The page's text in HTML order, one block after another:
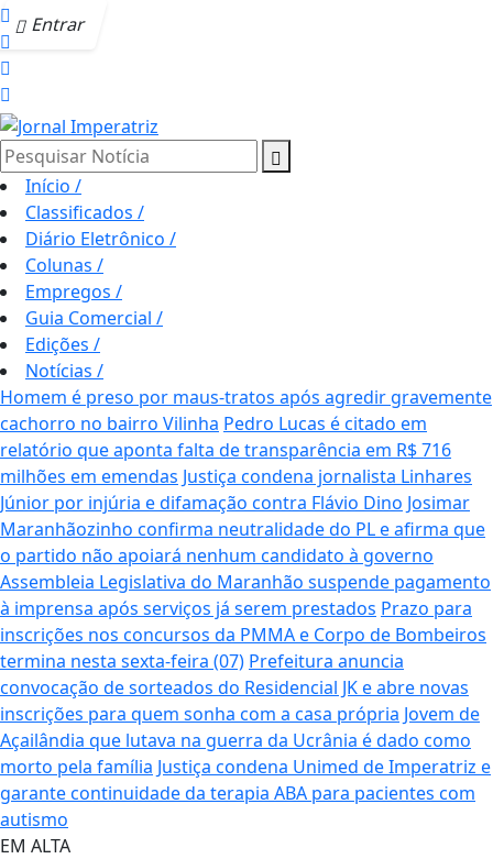
Entrar
Pesquisar Notícia
Início /
Classificados /
Diário Eletrônico /
Colunas /
Empregos /
Guia Comercial /
Edições /
Notícias /
Homem é preso por maus-tratos após agredir gravemente
cachorro no bairro Vilinha Pedro Lucas é citado em
relatório que aponta falta de transparência em R$ 716
milhões em emendas Justiça condena jornalista Linhares
Júnior por injúria e difamação contra Flávio Dino Josimar
Maranhãozinho confirma neutralidade do PL e afirma que
o partido não apoiará nenhum candidato à governo
Assembleia Legislativa do Maranhão suspende pagamento
à imprensa após serviços já serem prestados Prazo para
inscrições nos concursos da PMMA e Corpo de Bombeiros
termina nesta sexta-feira (07) Prefeitura anuncia
convocação de sorteados do Residencial JK e abre novas
inscrições para quem sonha com a casa própria Jovem de
Açailândia que lutava na guerra da Ucrânia é dado como
morto pela família Justiça condena Unimed de Imperatriz e
garante continuidade da terapia ABA para pacientes com
autismo
EM ALTA